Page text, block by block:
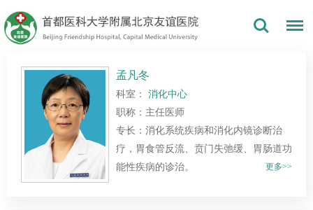
孟凡冬
科室： 消化中心
职称：主任医师
专长：消化系统疾病和消化内镜诊断治
疗，胃食管反流、贲门失弛缓、胃肠道功
能性疾病的诊治。
更多>>